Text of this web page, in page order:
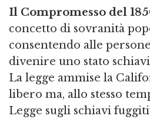
Il Compromesso del
concetto di sovranità
consentendo alle
divenire uno stato
La legge ammise la
libero ma, allo stesso
Legge sugli schiavi